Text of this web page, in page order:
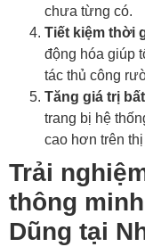
chưa từng có.
Tiết kiệm thời
động hóa giúp
tác thủ công
Tăng giá trị
trang bị hệ
cao hơn trên
Trải
thông
Dũng tại